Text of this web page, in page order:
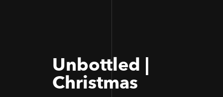
Unbottled |
Christmas